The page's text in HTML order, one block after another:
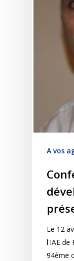
A vos
Le 12
l'IAE de
94ème